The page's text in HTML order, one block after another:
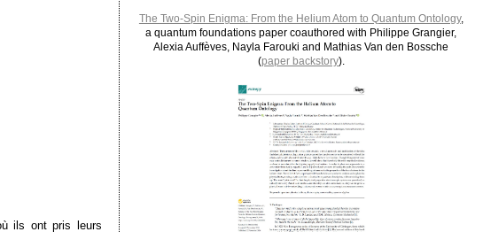
ils ont pris leurs
The Two-Spin Enigma: From the Helium Atom to Quantum Ontology,
a quantum foundations paper coauthored with Philippe Grangier,
Alexia Auffèves, Nayla Farouki and Mathias Van den Bossche
(paper backstory).